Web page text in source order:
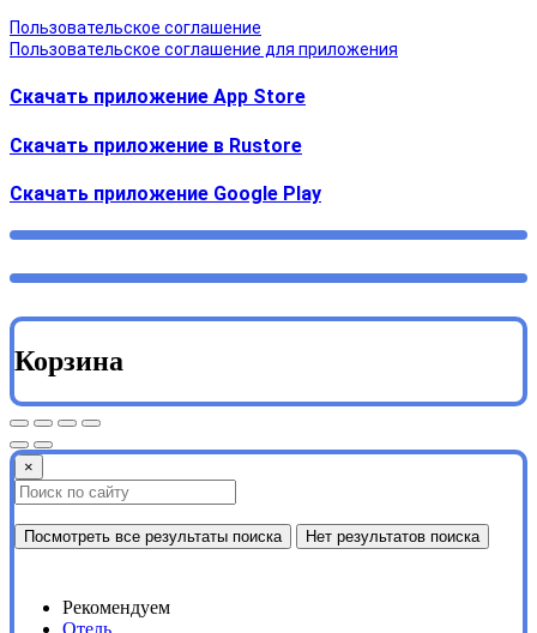
Пользовательское соглашение
Пользовательское соглашение для приложения
Скачать приложение App Store
Скачать приложение в Rustore
Cкачать приложение Google Play
Корзина
×
Посмотреть все результаты поиска Нет результатов поиска
Рекомендуем
Отель